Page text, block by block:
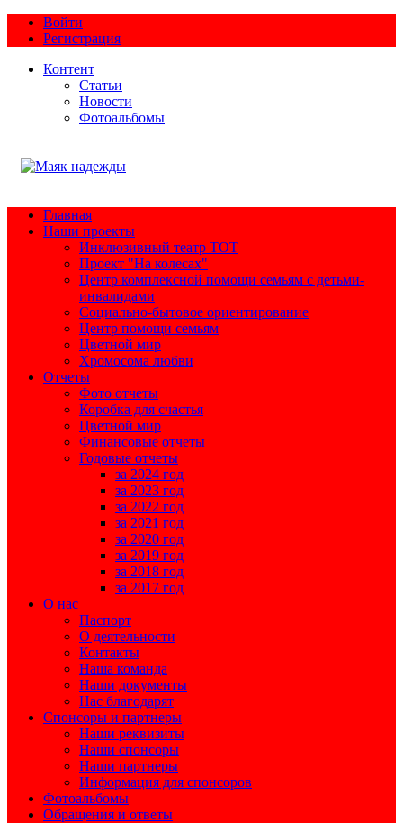
Войти
Регистрация
Контент
Статьи
Новости
Фотоальбомы
Главная
Наши проекты
Инклюзивный театр ТОТ
Проект "На колесах"
Центр комплексной помощи семьям с детьми-
инвалидами
Социально-бытовое ориентирование
Центр помощи семьям
Цветной мир
Хромосома любви
Отчеты
Фото отчеты
Коробка для счастья
Цветной мир
Финансовые отчеты
Годовые отчеты
за 2024 год
за 2023 год
за 2022 год
за 2021 год
за 2020 год
за 2019 год
за 2018 год
за 2017 год
О нас
Паспорт
О деятельности
Контакты
Наша команда
Наши документы
Нас благодарят
Спонсоры и партнеры
Наши реквизиты
Наши спонсоры
Наши партнеры
Информация для спонсоров
Фотоальбомы
Обращения и ответы